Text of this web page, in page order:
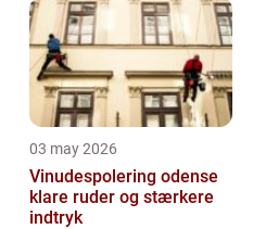
03 may 2026
Vinudespolering odense
klare ruder og stærkere
indtryk